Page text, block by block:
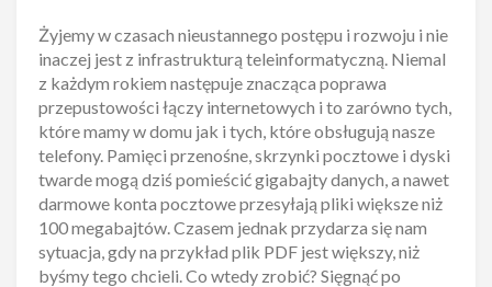
Żyjemy w czasach nieustannego postępu i rozwoju i nie
inaczej jest z infrastrukturą teleinformatyczną. Niemal
z każdym rokiem następuje znacząca poprawa
przepustowości łączy internetowych i to zarówno tych,
które mamy w domu jak i tych, które obsługują nasze
telefony. Pamięci przenośne, skrzynki pocztowe i dyski
twarde mogą dziś pomieścić gigabajty danych, a nawet
darmowe konta pocztowe przesyłają pliki większe niż
100 megabajtów. Czasem jednak przydarza się nam
sytuacja, gdy na przykład plik PDF jest większy, niż
byśmy tego chcieli. Co wtedy zrobić? Sięgnąć po